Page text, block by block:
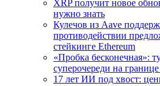
XRP получит новое
нужно знать
Кулечов из Aave
противодействии
стейкинге Ethereum
«Пробка бесконечная»:
суперочереди на
17 лет ИИ под хвост: